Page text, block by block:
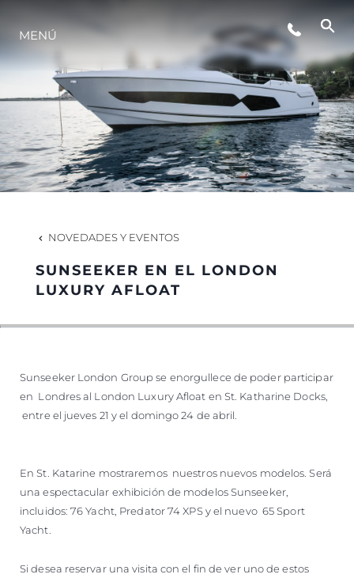
ESTILO DE VIDA
INNOVACIÓN
¿QUIÉNES SOMOS?
SOUTH OF FRANCE ADVENTURES
MENÚ
NOVEDADES Y EVENTOS
SUNSEEKER EN EL LONDON
LUXURY AFLOAT
Sunseeker London Group se enorgullece de poder participar
en Londres al London Luxury Afloat en St. Katharine Docks,
entre el jueves 21 y el domingo 24 de abril.
En St. Katarine mostraremos nuestros nuevos modelos. Será
una espectacular exhibición de modelos Sunseeker,
incluidos: 76 Yacht, Predator 74 XPS y el nuevo 65 Sport
Yacht.
Si desea reservar una visita con el fin de ver uno de estos